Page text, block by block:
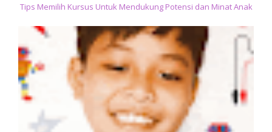
Tips Memilih Kursus Untuk Mendukung Potensi dan Minat Anak